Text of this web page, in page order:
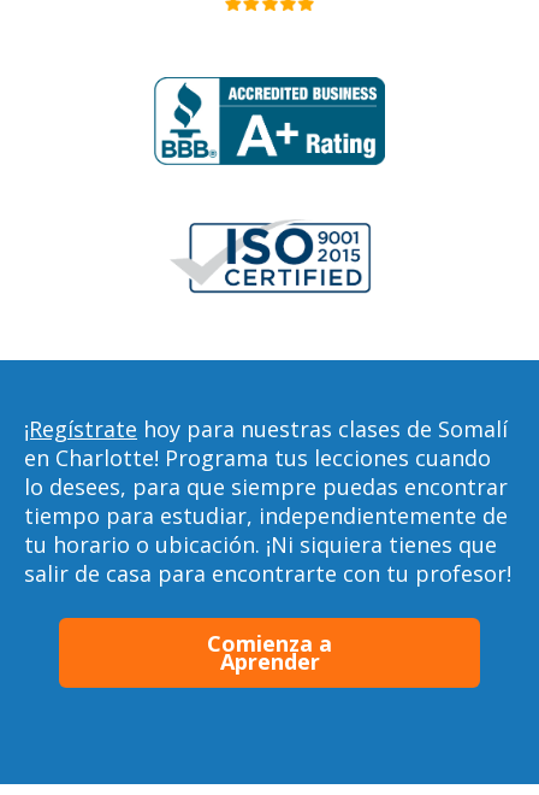
¡Regístrate hoy para nuestras clases de Somalí
en Charlotte! Programa tus lecciones cuando
lo desees, para que siempre puedas encontrar
tiempo para estudiar, independientemente de
tu horario o ubicación. ¡Ni siquiera tienes que
salir de casa para encontrarte con tu profesor!
Comienza a
Aprender